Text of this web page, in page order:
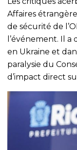
Affaires
de sécurité de
l’événement. Il
en Ukraine et
paralysie du
d’impact direct